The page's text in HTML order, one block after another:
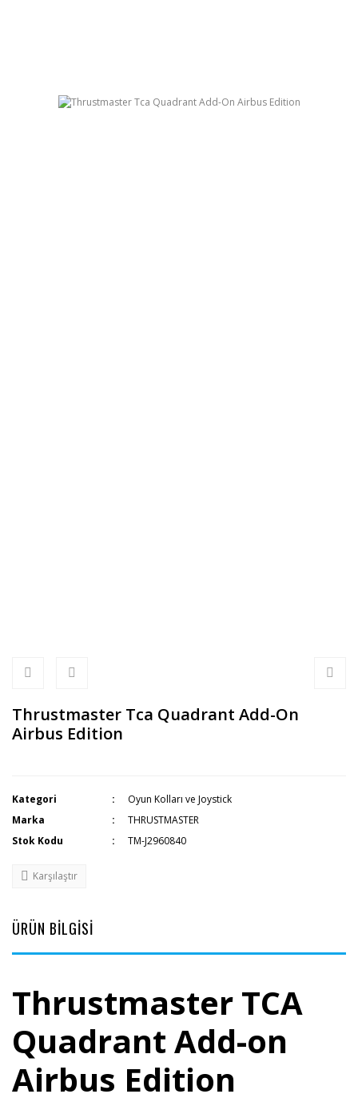
Thrustmaster Tca Quadrant Add-On
Airbus Edition
Kategori
Oyun Kolları ve Joystick
Marka
THRUSTMASTER
Stok Kodu
TM-J2960840
Karşılaştır
ÜRÜN BİLGİSİ
Thrustmaster TCA
Quadrant Add-on
Airbus Edition